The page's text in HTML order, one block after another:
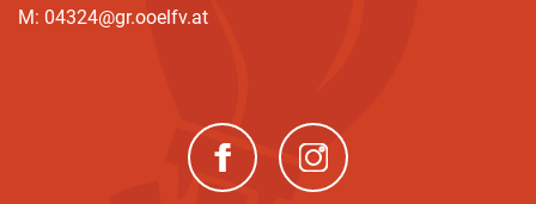
M: 04324@gr.ooelfv.at
(neues Fenster)(neues Fenster)